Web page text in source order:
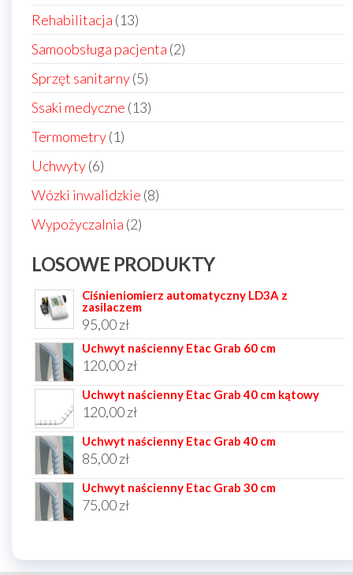
Rehabilitacja 1313
produktów
Samoobsługa pacjenta 22
Sprzęt sanitarny 55
produktów
Ssaki medyczne 1313
Termometry 11
Uchwyty 66
produktów
Wózki inwalidzkie 88
Wypożyczalnia 22
LOSOWE PRODUKTY
Ciśnieniomierz automatyczny LD3A z
zasilaczem
95,00zł
Uchwyt naścienny Etac Grab 60 cm
120,00zł
Uchwyt naścienny Etac Grab 40 cm kątowy
120,00zł
Uchwyt naścienny Etac Grab 40 cm
85,00zł
Uchwyt naścienny Etac Grab 30 cm
75,00zł